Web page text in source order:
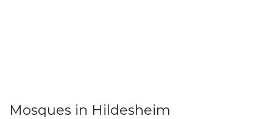
Mosques in Hildesheim